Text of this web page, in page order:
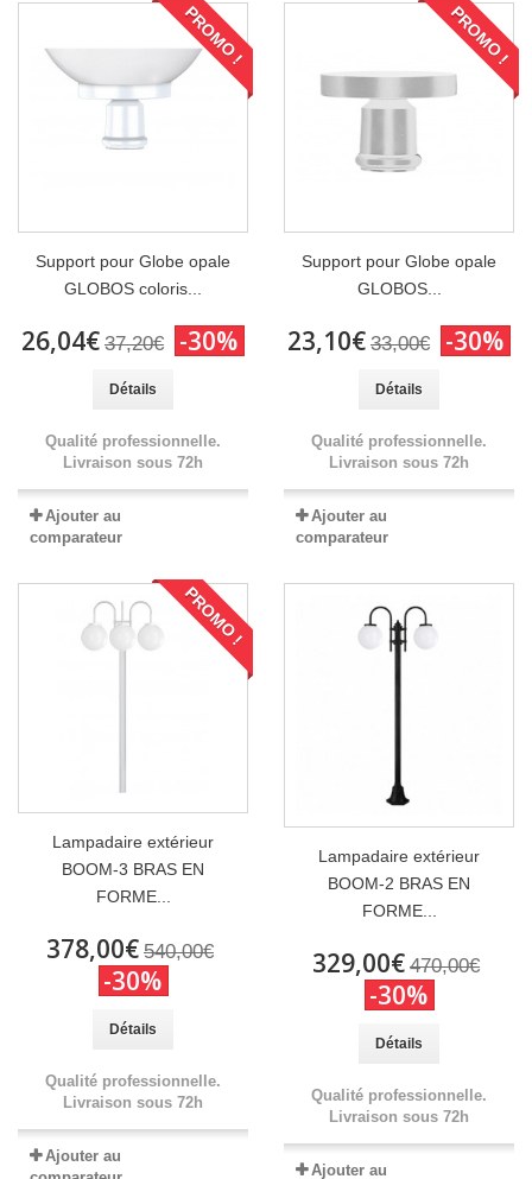
PROMO !
Support pour Globe opale
GLOBOS coloris...
26,04€ 37,20€ -30%
Détails
Qualité professionnelle.
Livraison sous 72h
Ajouter au
comparateur
PROMO !
Support pour Globe opale
GLOBOS...
23,10€ 33,00€ -30%
Détails
Qualité professionnelle.
Livraison sous 72h
Ajouter au
comparateur
PROMO !
Lampadaire extérieur
BOOM-3 BRAS EN
FORME...
378,00€ 540,00€
-30%
Détails
Qualité professionnelle.
Livraison sous 72h
Ajouter au
Lampadaire extérieur
BOOM-2 BRAS EN
FORME...
329,00€ 470,00€
-30%
Détails
Qualité professionnelle.
Livraison sous 72h
Ajouter au